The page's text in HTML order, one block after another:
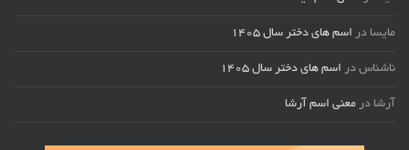
مایسا در اسم های دختر سال ۱۴۰۵
ناشناس در اسم های دختر سال ۱۴۰۵
آرشا در معنی اسم آرشا